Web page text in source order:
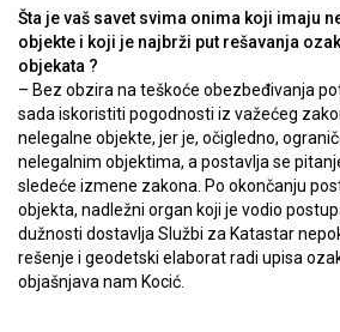
Šta je vaš savet svima onima koji imaju
objekte i koji je najbrži put rešavanja
objekata ?
– Bez obzira na teškoće obezbeđivanja
sada iskoristiti pogodnosti iz važećeg
nelegalne objekte, jer je, očigledno,
nelegalnim objektima, a postavlja se
sledeće izmene zakona. Po okončanju
objekta, nadležni organ koji je vodio
dužnosti dostavlja Službi za Katastar
rešenje i geodetski elaborat radi upisa
objašnjava nam Kocić.